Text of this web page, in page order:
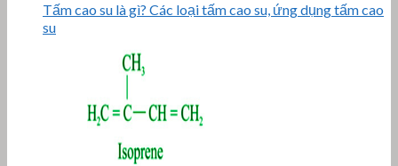
Tấm cao su là gì? Các loại tấm cao su, ứng dụng tấm cao
su